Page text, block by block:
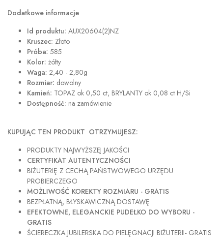
Dodatkowe informacje
Id produktu: AUX20604(2)NZ
Kruszec: Złoto
Próba: 585
Kolor: żółty
Waga: 2,40 - 2,80g
Rozmiar: dowolny
Kamień: TOPAZ ok 0,50 ct, BRYLANTY ok 0,08 ct H/Si
Dostępność: na zamówienie
KUPUJĄC TEN PRODUKT OTRZYMUJESZ:
PRODUKTY NAJWYŻSZEJ JAKOŚCI
CERTYFIKAT AUTENTYCZNOŚCI
BIŻUTERIĘ Z CECHĄ PAŃSTWOWEGO URZĘDU
PROBIERCZEGO
MOŻLIWOŚĆ KOREKTY ROZMIARU - GRATIS
BEZPŁATNĄ, BŁYSKAWICZNĄ DOSTAWĘ
EFEKTOWNE, ELEGANCKIE PUDEŁKO DO WYBORU -
GRATIS
ŚCIERECZKA JUBILERSKA DO PIELĘGNACJI BIŻUTERII- GRATIS